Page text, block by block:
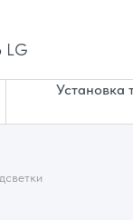
LG
Установка